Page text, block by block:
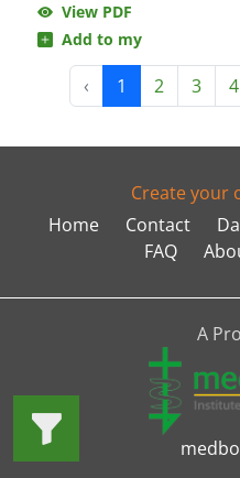
View PDF
Add to my
‹ 1 2 3 4
Create your
Home
Contact
FAQ
A